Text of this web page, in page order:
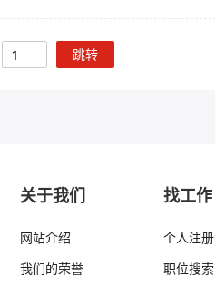
跳转
关于我们
网站介绍
我们的荣誉
找工作
个人注册
职位搜索